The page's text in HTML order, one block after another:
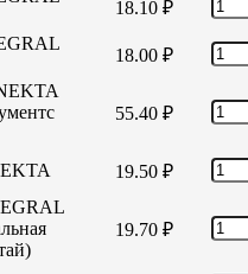
18.10 ₽
18.00 ₽
55.40 ₽
19.50 ₽
19.70 ₽